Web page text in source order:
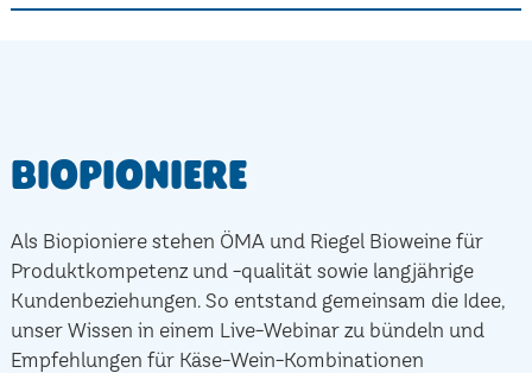
Biopioniere
Als Biopioniere stehen ÖMA und Riegel Bioweine für
Produktkompetenz und -qualität sowie langjährige
Kundenbeziehungen. So entstand gemeinsam die Idee,
unser Wissen in einem Live-Webinar zu bündeln und
Empfehlungen für Käse-Wein-Kombinationen